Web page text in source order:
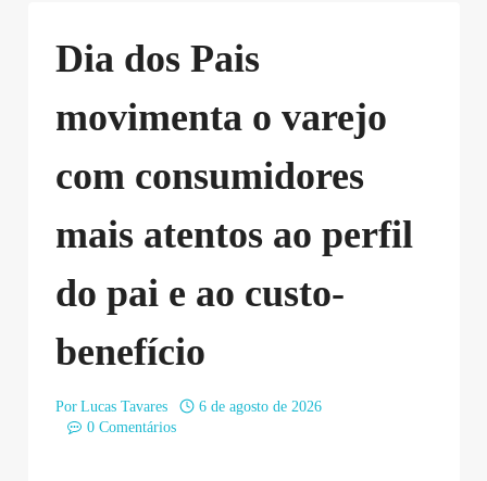
Dia dos Pais
movimenta o varejo
com consumidores
mais atentos ao perfil
do pai e ao custo-
benefício
Por Lucas Tavares
6 de agosto de 2026
0 Comentários